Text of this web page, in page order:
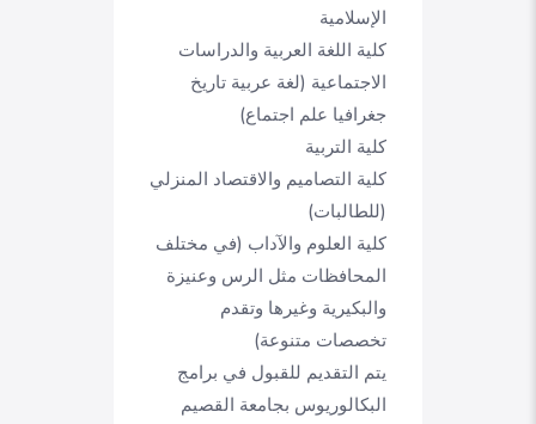
الإسلامية
كلية اللغة العربية والدراسات
الاجتماعية (لغة عربية تاريخ
جغرافيا علم اجتماع)
كلية التربية
كلية التصاميم والاقتصاد المنزلي
(للطالبات)
كلية العلوم والآداب (في مختلف
المحافظات مثل الرس وعنيزة
والبكيرية وغيرها وتقدم
تخصصات متنوعة)
يتم التقديم للقبول في برامج
البكالوريوس بجامعة القصيم